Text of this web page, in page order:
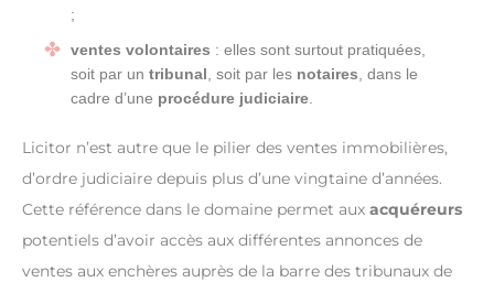
;
ventes volontaires : elles sont surtout pratiquées,
soit par un tribunal , soit par les notaires , dans le
cadre d’une procédure judiciaire
Licitor n’est autre que le pilier des ventes immobilières,
d’ordre judiciaire depuis plus d’une vingtaine d’années.
Cette référence dans le domaine permet aux acquéreurs
potentiels d’avoir accès aux différentes annonces de
ventes aux enchères auprès de la barre des tribunaux de